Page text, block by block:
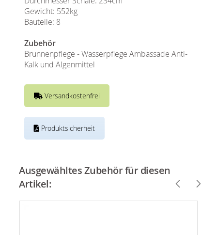
Gewicht: 552kg
Bauteile: 8
Zubehör
Brunnenpflege - Wasserpflege Ambassade Anti-
Kalk und Algenmittel
Versandkostenfrei
Produktsicherheit
Ausgewähltes Zubehör für diesen
Artikel: